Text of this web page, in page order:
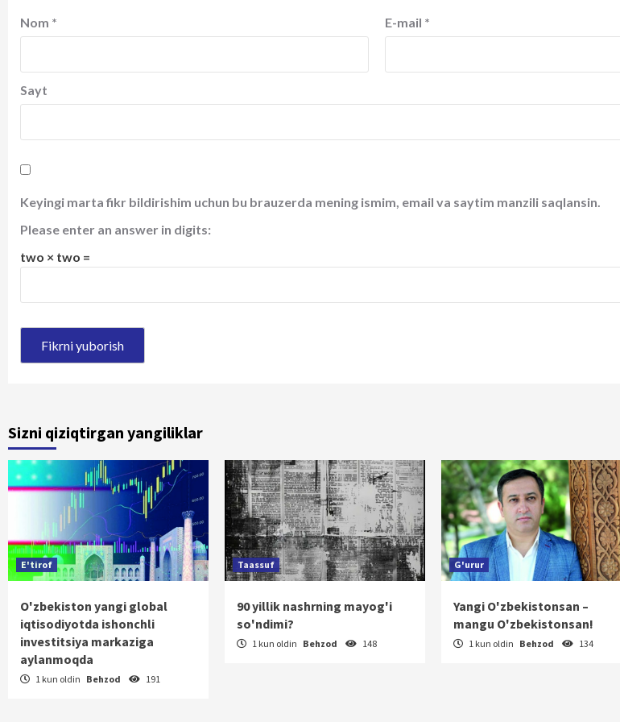
Nom * E-mail *
Sayt
Keyingi marta fikr bildirishim uchun bu brauzerda mening ismim, email va saytim manzili saqlansin.
Please enter an answer in digits:
two × two =
Sizni qiziqtirgan yangiliklar
E'tirof
O'zbekiston yangi global
iqtisodiyotda ishonchli
investitsiya markaziga
aylanmoqda
1 kun oldin Behzod 191
Taassuf
90 yillik nashrning mayog'i
so'ndimi?
1 kun oldin Behzod 148
G'urur
Yangi O'zbekistonsan –
mangu O'zbekistonsan!
1 kun oldin Behzod 134